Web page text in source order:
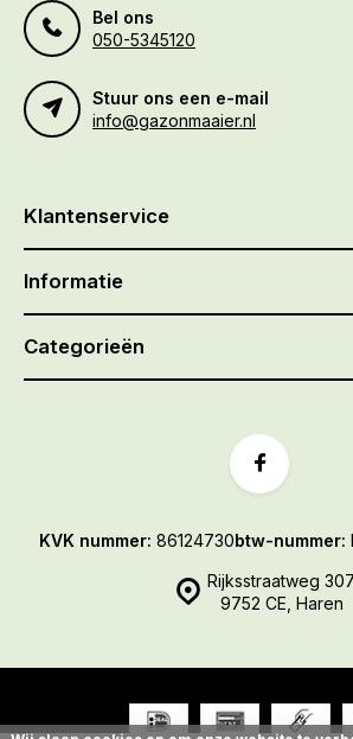
Bel ons
050-5345120
Stuur ons een e-mail
info@gazonmaaier.nl
Klantenservice
Informatie
Categorieën
Rijksstraatweg 307
9752 CE, Haren
KVK nummer: 86124730btw-nummer: